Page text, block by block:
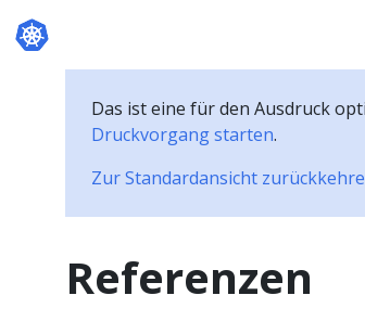
Das ist eine für den Ausdruck
Druckvorgang starten.
Zur Standardansicht
Referenzen